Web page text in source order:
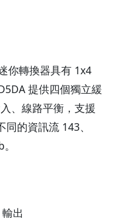
你轉換器具有 1x4
提供四個獨立緩
、線路平衡，支援
的資訊流 143、
出